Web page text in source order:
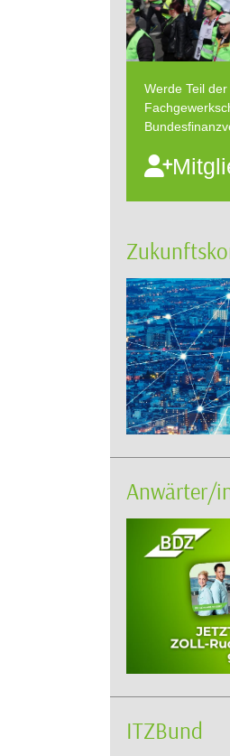
Werde Teil
Anwärter/
ITZBund